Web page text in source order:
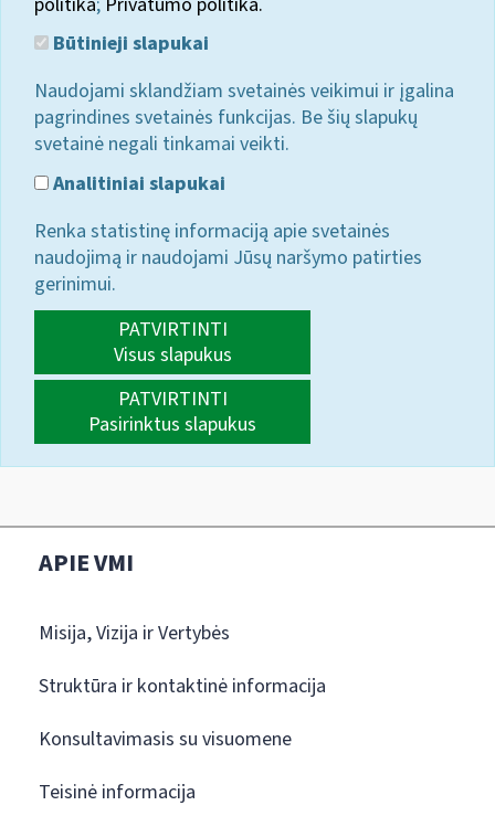
Būtinieji slapukai
Naudojami sklandžiam svetainės veikimui ir įgalina
pagrindines svetainės funkcijas. Be šių slapukų
svetainė negali tinkamai veikti.
Analitiniai slapukai
Renka statistinę informaciją apie svetainės
naudojimą ir naudojami Jūsų naršymo patirties
gerinimui.
PATVIRTINTI
Visus slapukus
PATVIRTINTI
Pasirinktus slapukus
APIE VMI
Misija, Vizija ir Vertybės
Struktūra ir kontaktinė informacija
Konsultavimasis su visuomene
Teisinė informacija